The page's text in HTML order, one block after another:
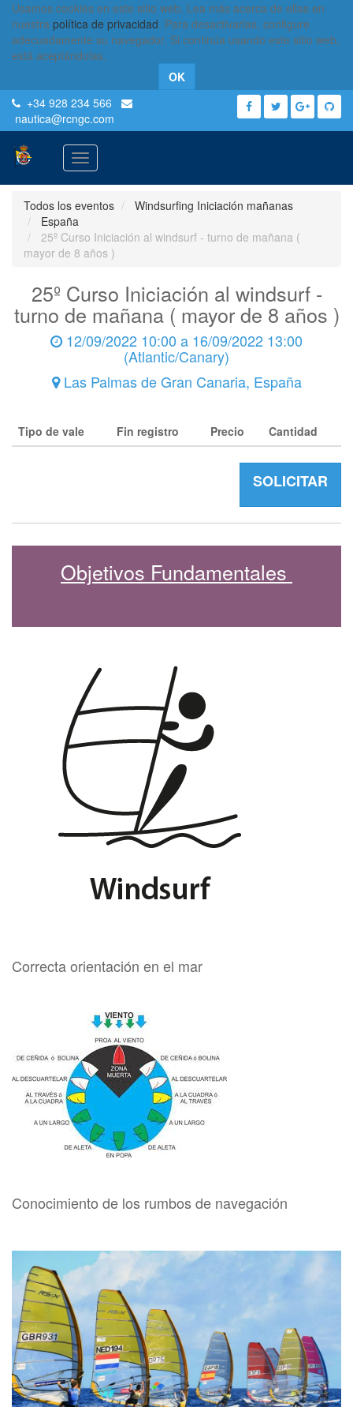
Usamos cookies en este sitio web. Lea más acerca de ellas en
nuestra política de privacidad. Para desactivarlas, configure
adecuadamente su navegador. Si continúa usando este sitio web,
está aceptándolas.
OK
+34 928 234 566
nautica@rcngc.com
Activar
navegación
Todos los eventos
Windsurfing Iniciación mañanas
España
25º Curso Iniciación al windsurf - turno de mañana (
mayor de 8 años )
25º Curso Iniciación al windsurf -
turno de mañana ( mayor de 8 años )
12/09/2022 10:00 a 16/09/2022 13:00
(Atlantic/Canary)
Las Palmas de Gran Canaria, España
Tipo de vale Fin registro Precio Cantidad
SOLICITAR
Objetivos Fundamentales
Correcta orientación en el mar
Conocimiento de los rumbos de navegación